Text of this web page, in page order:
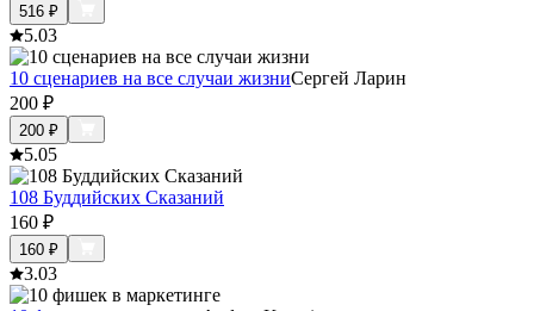
516 ₽
5.03
10 сценариев на все случаи жизниСергей Ларин
200 ₽
200 ₽
5.05
108 Буддийских Сказаний
160 ₽
160 ₽
3.03